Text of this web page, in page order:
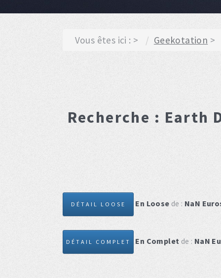
Vous êtes ici : Geekotation
Recherche : Earth
DÉTAIL LOOSE En Loose de : NaN
DÉTAIL COMPLET En Complet de : NaN